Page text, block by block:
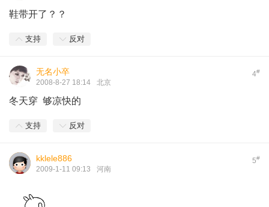
鞋带开了？？
支持 反对
4#
无名小卒
2008-8-27 18:14 北京
冬天穿 够凉快的
支持 反对
5#
kklele886
2009-1-11 09:13 河南